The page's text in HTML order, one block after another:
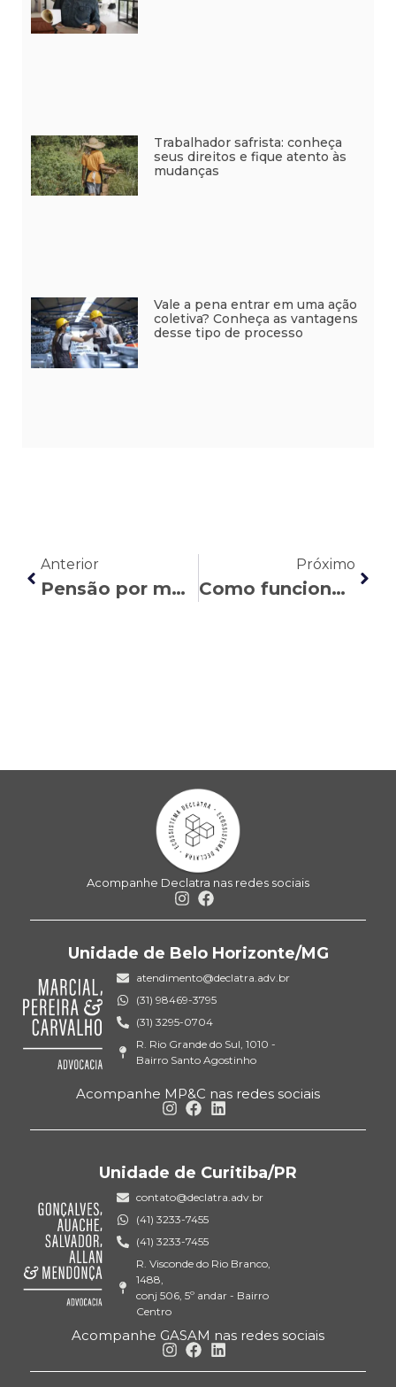
Trabalhador safrista: conheça
seus direitos e fique atento às
mudanças
Vale a pena entrar em uma ação
coletiva? Conheça as vantagens
desse tipo de processo
Anterior
Pensão por morte: o que mudou com a Reforma da Previdência
Próximo
Como funciona o adicional por insalubridade e periculosidade
Acompanhe Declatra nas redes sociais
Unidade de Belo Horizonte/MG
atendimento@declatra.adv.br
(31) 98469-3795
(31) 3295-0704
R. Rio Grande do Sul, 1010 -
Bairro Santo Agostinho
Acompanhe MP&C nas redes sociais
Unidade de Curitiba/PR
contato@declatra.adv.br
(41) 3233-7455
(41) 3233-7455
R. Visconde do Rio Branco,
1488,
conj 506, 5º andar - Bairro
Centro
Acompanhe GASAM nas redes sociais